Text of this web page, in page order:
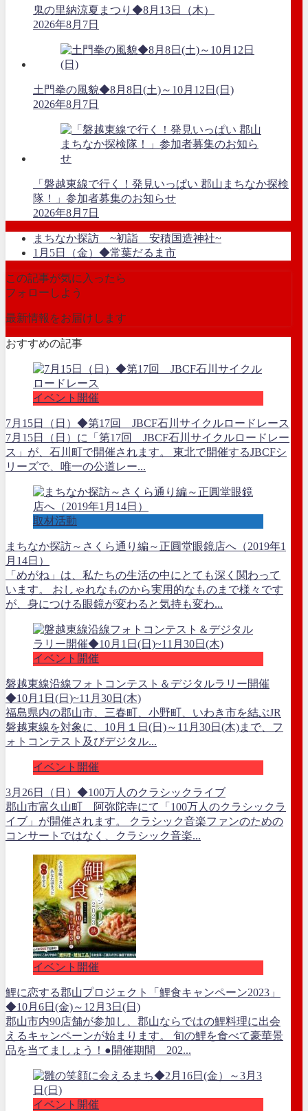
鬼の里納涼夏まつり◆8月13日（木）
2026年8月7日
土門拳の風貌◆8月8日(土)～10月12日(日)
2026年8月7日
「磐越東線で行く！発見いっぱい 郡山まちなか探検
隊！」参加者募集のお知らせ
2026年8月7日
まちなか探訪 ~初詣 安積国造神社~
1月5日（金）◆常葉だるま市
この記事が気に入ったら
フォローしよう
最新情報をお届けします
おすすめの記事
イベント開催
7月15日（日）◆第17回 JBCF石川サイクルロードレース
7月15日（日）に「第17回 JBCF石川サイクルロードレー
ス」が、石川町で開催されます。 東北で開催するJBCFシ
リーズで、唯一の公道レー...
取材活動
まちなか探訪～さくら通り編～正圓堂眼鏡店へ（2019年1
月14日）
「めがね」は、私たちの生活の中にとても深く関わって
います。 おしゃれなものから実用的なものまで様々です
が、身につける眼鏡が変わると気持も変わ...
イベント開催
磐越東線沿線フォトコンテスト＆デジタルラリー開催
◆10月1日(日)~11月30日(木)
福島県内の郡山市、三春町、小野町、いわき市を結ぶJR
磐越東線を対象に、10月１日(日)～11月30日(木)まで、フ
ォトコンテスト及びデジタル...
イベント開催
3月26日（日）◆100万人のクラシックライブ
郡山市富久山町 阿弥陀寺にて「100万人のクラシックラ
イブ」が開催されます。 クラシック音楽ファンのための
コンサートではなく、クラシック音楽...
イベント開催
鯉に恋する郡山プロジェクト「鯉食キャンペーン2023」
◆10月6日(金)～12月3日(日)
郡山市内90店舗が参加し、郡山ならではの鯉料理に出会
えるキャンペーンが始まります。 旬の鯉を食べて豪華景
品を当てましょう！●開催期間 202...
イベント開催